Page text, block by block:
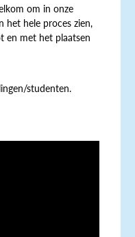
om in onze
het hele proces zien,
en met het plaatsen
studenten.